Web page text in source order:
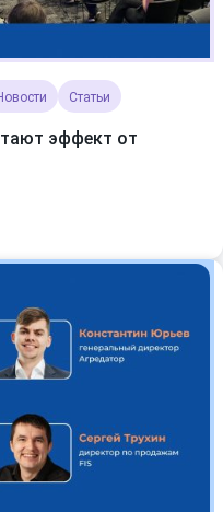
Статьи
эффект от